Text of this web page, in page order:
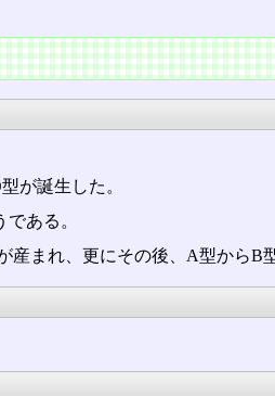
が誕生した。
ある。
産まれ、更にその後、A型からB